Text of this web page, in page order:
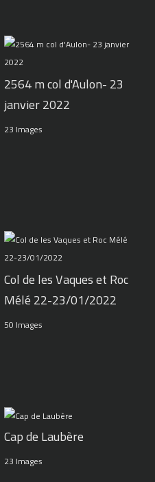
2564 m col d'Aulon- 23
janvier 2022
23 Images
Col de les Vaques et Roc
Mélé 22-23/01/2022
50 Images
Cap de Laubère
23 Images